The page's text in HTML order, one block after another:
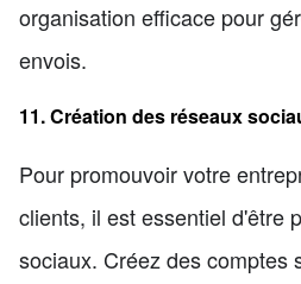
organisation efficace pour
envois.
11. Création des réseaux
Pour promouvoir votre
clients, il est essentiel d'être
sociaux. Créez des comptes